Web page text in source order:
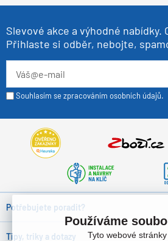
Slevové akce a výhodné
Přihlaste si odběr, nebojte,
Souhlasím se zpracováním osobních údajů.
Potřebujete poradit?
Tipy, triky a dotazy
Používáme
Tyto webové